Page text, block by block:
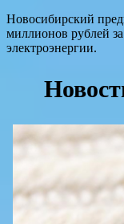
Новосибирский
миллионов рублей
электроэнергии.